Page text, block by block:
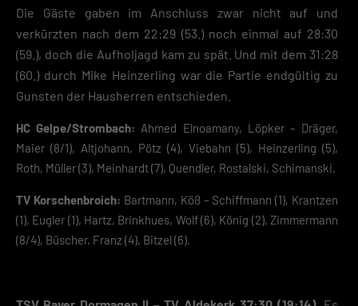
Die Gäste gaben im Anschluss zwar nicht auf und
verkürzten nach dem 22:29 (53.) noch einmal auf 28:30
(59.), doch die Aufholjagd kam zu spät. Und mit dem 31:28
(60.) durch Mike Heinzerling war die Partie endgültig zu
Gunsten der Hausherren entschieden.
HC Gelpe/Strombach: Ahmed Elnoamany, Löpker – Dräger,
Maier (8/1), Altjohann, Pötz (4), Viebahn (5), Heinzerling (5),
Roth, Müller (3), Meinhardt (7), Quendler, Rostalski, Schimanski.
TV Korschenbroich: Bartmann, Köß – Schiffmann (1), Krantzen
(1), Eugler (1), Hartz, Brinkhues, Wolf (6), König (2), Zimmermann
(8/4), Büscher, Franz (4), Bitzel (6).